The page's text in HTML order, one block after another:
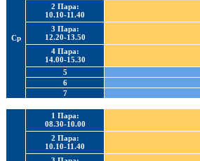
Ср
2 Пара:
10.10-11.40
3 Пара:
12.20-13.50
4 Пара:
14.00-15.30
5
6
7
1 Пара:
08.30-10.00
2 Пара:
10.10-11.40